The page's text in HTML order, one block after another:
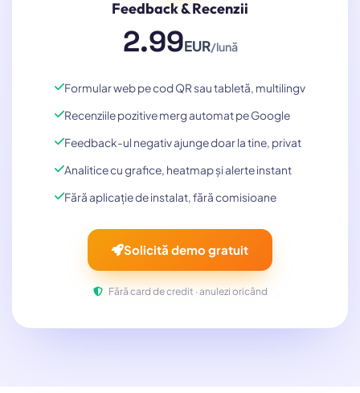
Feedback & Recenzii
2.99EUR/lună
Formular web pe cod QR sau tabletă, multilingv
Recenziile pozitive merg automat pe Google
Feedback-ul negativ ajunge doar la tine, privat
Analitice cu grafice, heatmap și alerte instant
Fără aplicație de instalat, fără comisioane
Solicită demo gratuit
Fără card de credit · anulezi oricând